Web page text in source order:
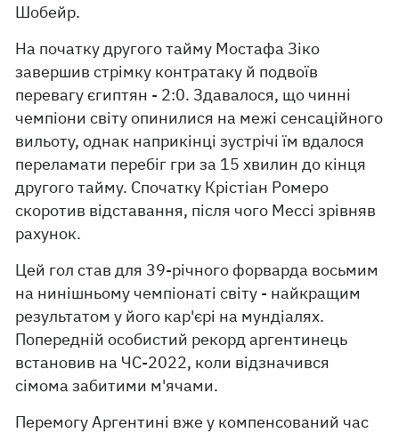
Шобейр.
На початку другого тайму Мостафа Зіко
завершив стрімку контратаку й подвоїв
перевагу єгиптян - 2:0. Здавалося, що чинні
чемпіони світу опинилися на межі сенсаційного
вильоту, однак наприкінці зустрічі їм вдалося
переламати перебіг гри за 15 хвилин до кінця
другого тайму. Спочатку Крістіан Ромеро
скоротив відставання, після чого Мессі зрівняв
рахунок.
Цей гол став для 39-річного форварда восьмим
на нинішньому чемпіонаті світу - найкращим
результатом у його кар'єрі на мундіалях.
Попередній особистий рекорд аргентинець
встановив на ЧС-2022, коли відзначився
сімома забитими м'ячами.
Перемогу Аргентині вже у компенсований час